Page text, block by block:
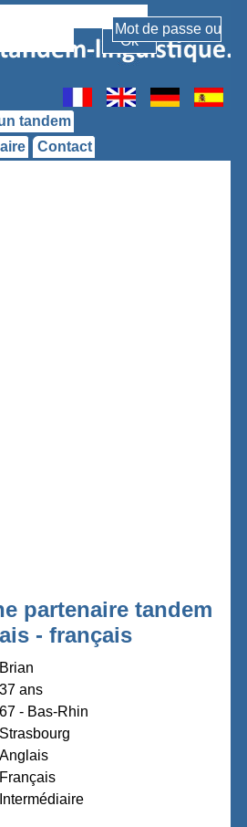
tandem
Contact
partenaire tandem
- français
Brian
37 ans
67 - Bas-Rhin
Strasbourg
Anglais
Français
Intermédiaire